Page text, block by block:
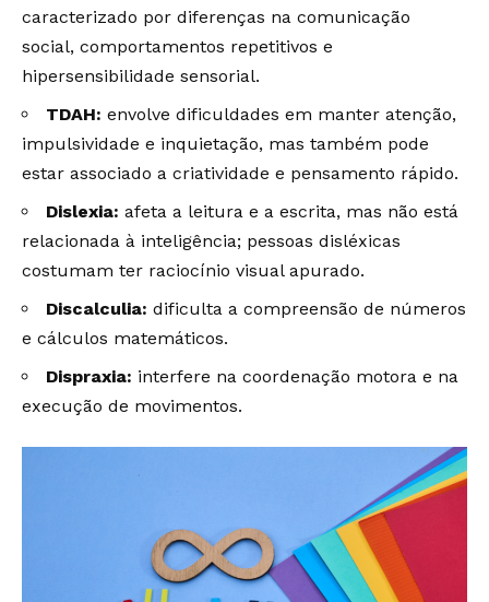
caracterizado por diferenças na comunicação
social, comportamentos repetitivos e
hipersensibilidade sensorial.
TDAH: envolve dificuldades em manter atenção,
impulsividade e inquietação, mas também pode
estar associado a criatividade e pensamento rápido.
Dislexia: afeta a leitura e a escrita, mas não está
relacionada à inteligência; pessoas disléxicas
costumam ter raciocínio visual apurado.
Discalculia: dificulta a compreensão de números
e cálculos matemáticos.
Dispraxia: interfere na coordenação motora e na
execução de movimentos.